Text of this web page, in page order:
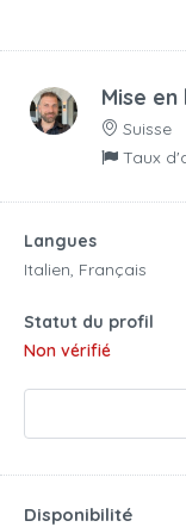
Mise
Suisse
Taux
Langues
Italien, Français
Statut du profil
Non vérifié
Disponibilité